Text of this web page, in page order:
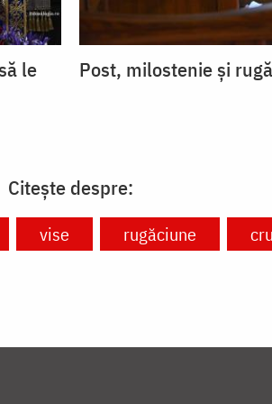
le
Post, milostenie și
Citește despre:
vise rugăciune